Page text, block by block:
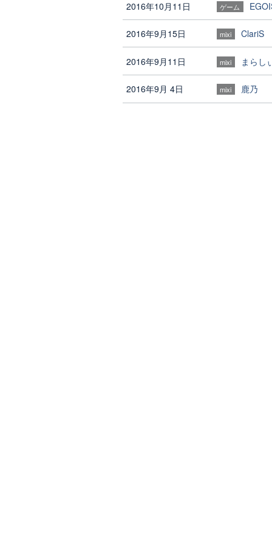
2016年10月11日 ゲーム
2016年9月15日 mixi ClariS
2016年9月11日 mixi まらし
2016年9月 4日 mixi 鹿乃